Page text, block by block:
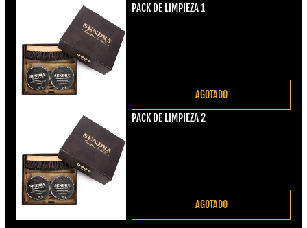
PACK DE LIMPIEZA 1
AGOTADO
PACK DE LIMPIEZA 2
AGOTADO